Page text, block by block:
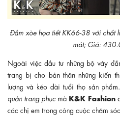
Đầm xòe họa tiết KK66-38 với chất
mát; Giá:
Ngoài việc đầu tư những bộ váy
trang bị cho bản thân những kiến
lượng và kéo dài tuổi thọ sản
quản trang phục mà K&K Fashion
các chị em trong công cuộc chăm